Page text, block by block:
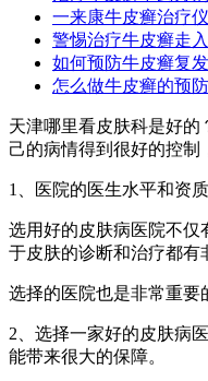
一来康牛皮癣治疗
警惕治疗牛皮癣走
如何预防牛皮癣复发
怎么做牛皮癣的预
天津哪里看皮肤科是好
己的病情得到很好的控制
1、医院的医生水平和资质
选用好的皮肤病医院不仅
于皮肤的诊断和治疗都有
选择的医院也是非常重要
2、选择一家好的皮肤病
能带来很大的保障。